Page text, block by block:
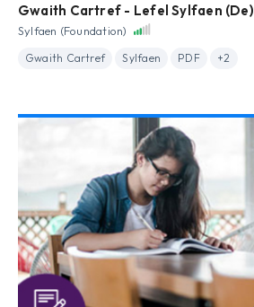
Gwaith Cartref - Lefel Sylfaen (De)
Sylfaen (Foundation)
Gwaith Cartref Sylfaen PDF +2